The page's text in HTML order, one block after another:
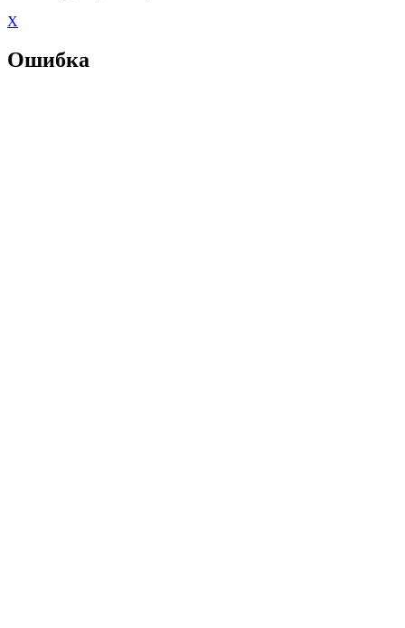
X
Ошибка